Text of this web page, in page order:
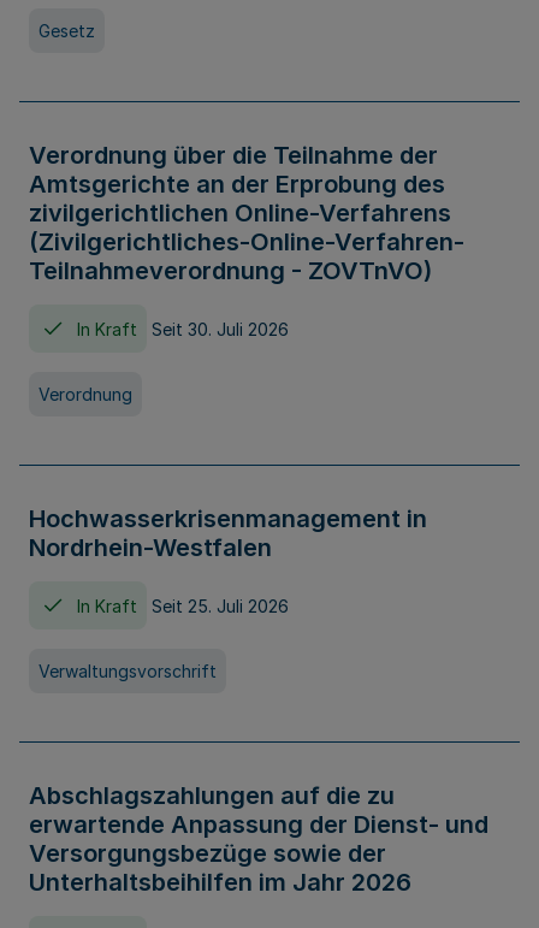
Gesetz
Verordnung über die Teilnahme der
Amtsgerichte an der Erprobung des
zivilgerichtlichen Online-Verfahrens
(Zivilgerichtliches-Online-Verfahren-
Teilnahmeverordnung - ZOVTnVO)
In Kraft Seit 30. Juli 2026
Verordnung
Hochwasserkrisenmanagement in
Nordrhein-Westfalen
In Kraft Seit 25. Juli 2026
Verwaltungsvorschrift
Abschlagszahlungen auf die zu
erwartende Anpassung der Dienst- und
Versorgungsbezüge sowie der
Unterhaltsbeihilfen im Jahr 2026